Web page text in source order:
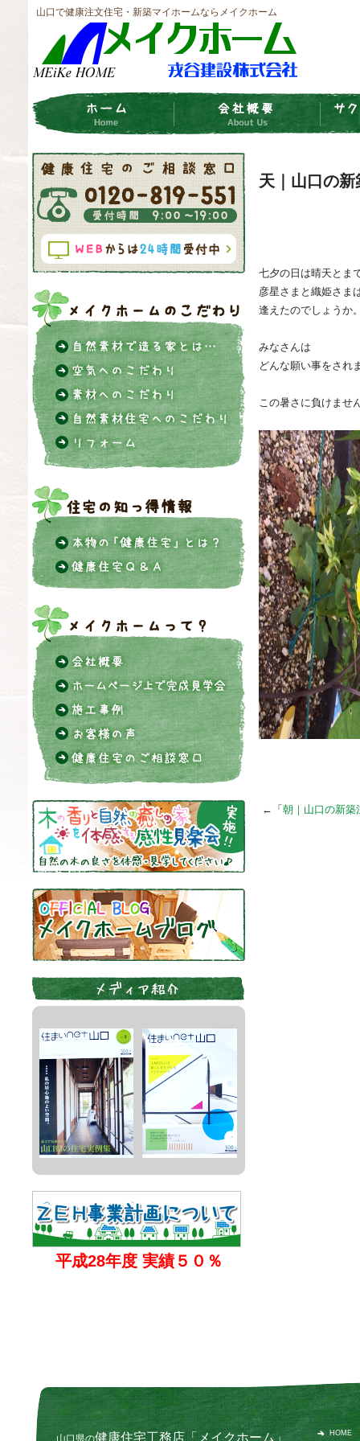
山口で健康注文住宅・新築マイホームならメイクホーム
天｜山口の
七夕の日は晴天とま
彦星さまと織姫さま
逢えたのでしょうか
みなさんは
どんな願い事をされ
この暑さに負けませ
←「 朝｜山口の新築
平成28年度 実績５０％
山口県の健康住宅工務店「メイクホーム」 HOME